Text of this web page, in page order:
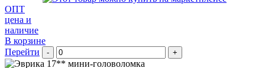
ОПТ
цена и
наличие
В корзине
Перейти
- +